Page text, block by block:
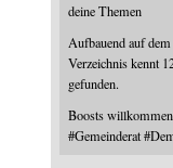
deine Themen
Aufbauend auf
Verzeichnis kennt
gefunden.
Boosts
#Gemeinderat #